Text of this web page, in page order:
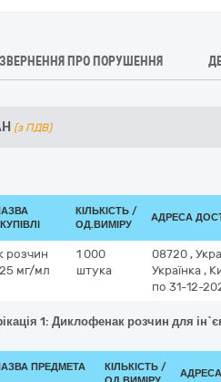
ЗВЕРНЕННЯ ПРО ПОРУШЕННЯ
(з ПДВ)
КІЛЬКІСТЬ /
ОД.ВИМІРУ
АДРЕСА
розчин
25 мг/мл
1 000
штука
08720 ,
Українка ,
по 31-12-
1: Диклофенак розчин для
ПРЕДМЕТА
КІЛЬКІСТЬ /